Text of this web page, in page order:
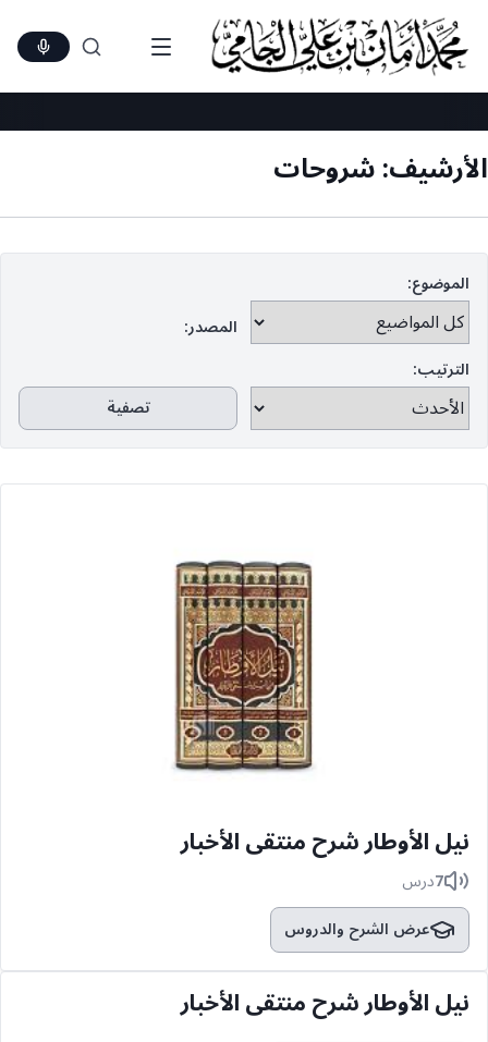
Skip
content
الأرشيف:شروحات
الموضوع:
المصدر:
الترتيب:
تصفية
نيل الأوطار شرح منتقى الأخبار
7درس
عرض الشرح والدروس
نيل الأوطار شرح منتقى الأخبار